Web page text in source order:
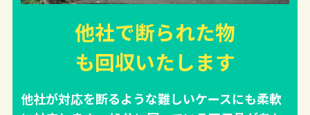
他社で断られた物
も回収いたします
他社が対応を断るような難しいケースにも柔軟